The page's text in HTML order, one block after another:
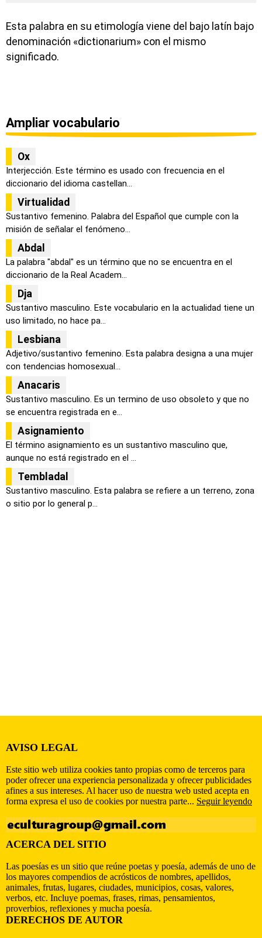
Esta palabra en su etimología viene del bajo latín bajo
denominación «dictionarium» con el mismo
significado.
Ampliar vocabulario
Ox
Interjección. Este término es usado con frecuencia en el
diccionario del idioma castellan...
Virtualidad
Sustantivo femenino. Palabra del Español que cumple con la
misión de señalar el fenómeno...
Abdal
La palabra "abdal" es un término que no se encuentra en el
diccionario de la Real Academ...
Dja
Sustantivo masculino. Este vocabulario en la actualidad tiene un
uso limitado, no hace pa...
Lesbiana
Adjetivo/sustantivo femenino. Esta palabra designa a una mujer
con tendencias homosexual...
Anacaris
Sustantivo masculino. Es un termino de uso obsoleto y que no
se encuentra registrada en e...
Asignamiento
El término asignamiento es un sustantivo masculino que,
aunque no está registrado en el ...
Tembladal
Sustantivo masculino. Esta palabra se refiere a un terreno, zona
o sitio por lo general p...
AVISO LEGAL
Este sitio web utiliza cookies tanto propias como de terceros para
poder ofrecer una experiencia personalizada y ofrecer publicidades
afines a sus intereses. Al hacer uso de nuestra web usted acepta en
forma expresa el uso de cookies por nuestra parte... Seguir leyendo
ACERCA DEL SITIO
Las poesías es un sitio que reúne poetas y poesía, además de uno de
los mayores compendios de acrósticos de nombres, apellidos,
animales, frutas, lugares, ciudades, municipios, cosas, valores,
verbos, etc. Incluye poemas, frases, rimas, pensamientos,
proverbios, reflexiones y mucha poesía.
DERECHOS DE AUTOR